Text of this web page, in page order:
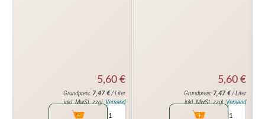
5,60 €
Grundpreis: 7,47€/ Liter
inkl. MwSt. zzgl. Versand
5,60 €
Grundpreis: 7,47€/ Liter
inkl. MwSt. zzgl. Versand